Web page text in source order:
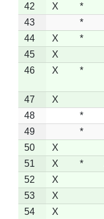
42
X *
43
*
44
X *
45
X
46
X *
47 X
48
*
49
*
50
X
51
X *
52
X
53
X
54
X